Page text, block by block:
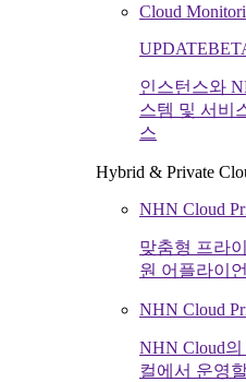
Cloud
UPDATE
인스턴스와
스템 및 서비
스
Hybrid & Private
NHN Cloud
맞춤형 프라
원 어플라이
NHN Cloud
NHN Cloud
컬에서 운영